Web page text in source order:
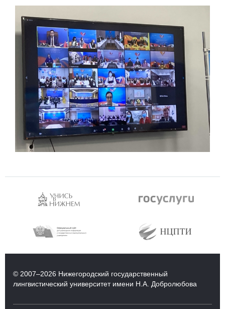
© 2007–2026 Нижегородский государственный
лингвистический университет имени Н.А. Добролюбова